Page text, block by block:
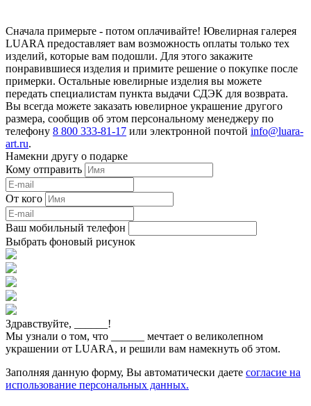
Сначала примерьте - потом оплачивайте! Ювелирная галерея
LUARA предоставляет вам возможность оплаты только тех
изделий, которые вам подошли. Для этого закажите
понравившиеся изделия и примите решение о покупке после
примерки. Остальные ювелирные изделия вы можете
передать специалистам пункта выдачи СДЭК для возврата.
Вы всегда можете заказать ювелирное украшение другого
размера, сообщив об этом персональному менеджеру по
телефону 8 800 333-81-17 или электронной почтой info@luara-
art.ru.
Намекни другу о подарке
Кому отправить
От кого
Ваш мобильный телефон
Выбрать фоновый рисунок
Здравствуйте,
!
Мы узнали о том, что
мечтает о великолепном
украшении от LUARA, и решили вам намекнуть об этом.
Заполняя данную форму, Вы автоматически даете согласие на
использование персональных данных.